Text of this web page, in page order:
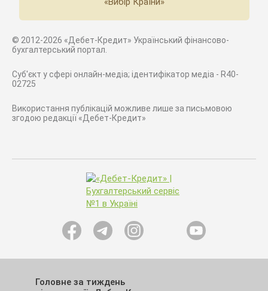
© 2012-2026 «Дебет-Кредит» Український фінансово-
бухгалтерський портал.
Суб'єкт у сфері онлайн-медіа; ідентифікатор медіа - R40-
02725
Використання публікацій можливе лише за письмовою
згодою редакції «Дебет-Кредит»
Головне за тиждень